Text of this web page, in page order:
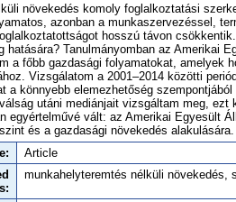
növekedés komoly foglalkoztatási
azonban a munkaszervezéssel,
hosszú távon
hatására? Tanulmányomban az Amerikai
a főbb gazdasági folyamatokat, amelyek
Vizsgálatom a 2001–2014 közötti
a könnyebb elemezhetőség
utáni mediánjait vizsgáltam meg, ezt
egyértelművé vált: az Amerikai Egyesült
és a gazdasági növekedés alakulására.
Article
munkahelyteremtés nélküli növekedés,